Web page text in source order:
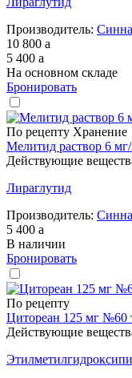
Производитель:
10 800 a
5 400 a
На основном складе
Бронировать
По рецепту Хранение
Мелитид раствор 6
Действующие
Лираглутид
Производитель:
5 400 a
В наличии
Бронировать
По рецепту
Цитореан 125 мг №60
Действующие